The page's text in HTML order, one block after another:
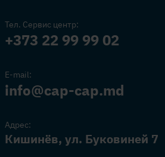
Тел. Сервис центр:
+373 22 99 99 02
E-mail:
info@cap-cap.md
Адрес:
Кишинёв, ул. Буковиней 7